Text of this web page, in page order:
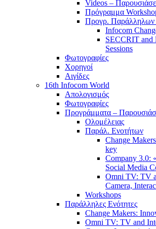
Videos –
Πρόγραμμα
Προγρ. Παράλληλων
Infocom
SECCRIT and
Sessions
Φωτογραφίες
Χορηγοί
Αιγίδες
16th Infocom World
Απολογισμός
Φωτογραφίες
Προγράμματα –
Ολομέλειας
Παράλ. Ενοτήτων
Change
key
Company 3.0:
Social Media
Omni TV: TV
Camera,
Workshops
Παράλληλες Ενότητες
Change Makers:
Omni TV: TV and